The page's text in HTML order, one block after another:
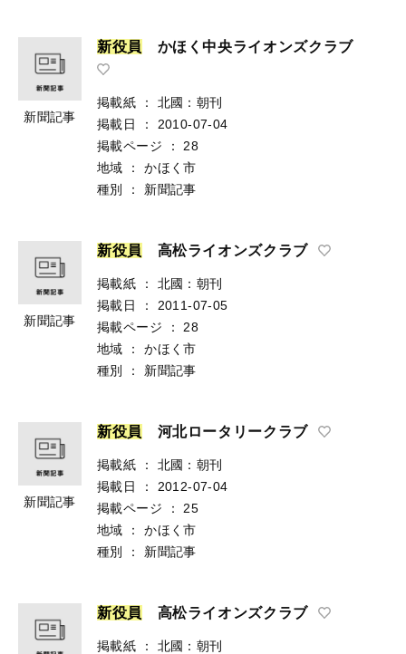
新聞記事
新役員 かほく中央ライオンズクラブ
掲載紙 ：
北國：朝刊
掲載日
：
2010-07-04
掲載ページ
：
28
地域
：
かほく市
種別
： 新聞記事
新聞記事
新役員 高松ライオンズクラブ
掲載紙 ：
北國：朝刊
掲載日
：
2011-07-05
掲載ページ
：
28
地域
：
かほく市
種別
： 新聞記事
新聞記事
新役員 河北ロータリークラブ
掲載紙 ：
北國：朝刊
掲載日
：
2012-07-04
掲載ページ
：
25
地域
：
かほく市
種別
： 新聞記事
新役員 高松ライオンズクラブ
掲載紙 ：
北國：朝刊